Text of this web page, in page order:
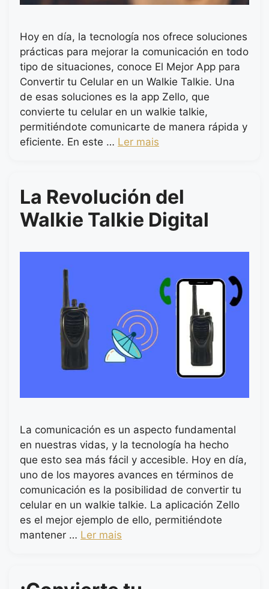
Hoy en día, la tecnología nos ofrece soluciones
prácticas para mejorar la comunicación en todo
tipo de situaciones, conoce El Mejor App para
Convertir tu Celular en un Walkie Talkie. Una
de esas soluciones es la app Zello, que
convierte tu celular en un walkie talkie,
permitiéndote comunicarte de manera rápida y
eficiente. En este … Ler mais
La Revolución del
Walkie Talkie Digital
La comunicación es un aspecto fundamental
en nuestras vidas, y la tecnología ha hecho
que esto sea más fácil y accesible. Hoy en día,
uno de los mayores avances en términos de
comunicación es la posibilidad de convertir tu
celular en un walkie talkie. La aplicación Zello
es el mejor ejemplo de ello, permitiéndote
mantener … Ler mais